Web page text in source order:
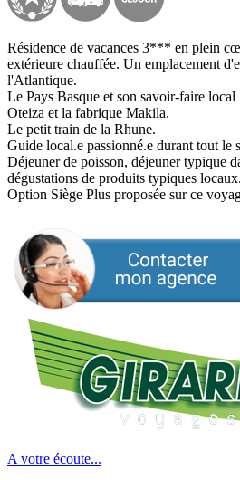
Résidence de vacances 3*** en plein
extérieure chauffée. Un emplacement
l'Atlantique.
Le Pays Basque et son savoir-faire local
Oteiza et la fabrique Makila.
Le petit train de la Rhune.
Guide local.e passionné.e durant tout le
Déjeuner de poisson, déjeuner typique
dégustations de produits typiques locaux.
Option Siège Plus proposée sur ce
A votre écoute...